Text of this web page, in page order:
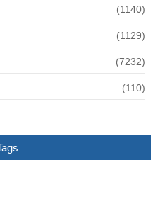
(1140)
(1129)
(7232)
(110)